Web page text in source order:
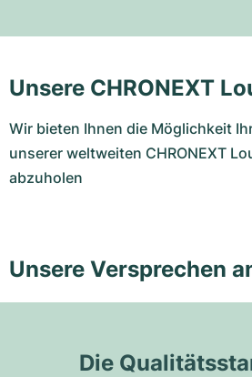
Unsere CHRONEXT
Wir bieten Ihnen die Möglichkeit
unserer weltweiten CHRONEXT
abzuholen
Unsere Versprechen
Die